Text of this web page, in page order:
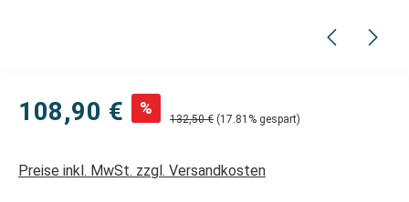
108,90 € %
132,50 € (17.81% gespart)
Preise inkl. MwSt. zzgl. Versandkosten